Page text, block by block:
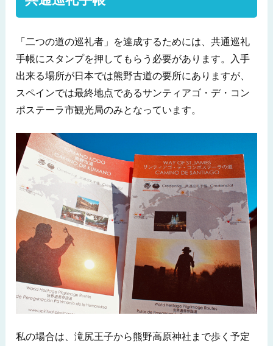
「二つの道の巡礼者」を達成するためには、共通巡礼
手帳にスタンプを押してもらう必要があります。入手
出来る場所が日本では熊野古道の要所にありますが、
スペインでは最終地点であるサンティアゴ・デ・コン
ポステーラ市観光局のみとなっています。
私の場合は、滝尻王子から熊野高原神社まで歩く予定